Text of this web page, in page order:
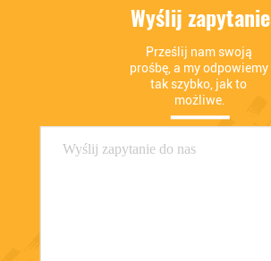
Wyślij zapytanie
Prześlij nam swoją
prośbę, a my odpowiemy
tak szybko, jak to
możliwe.